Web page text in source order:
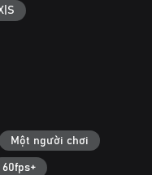
Một người chơi
60fps+